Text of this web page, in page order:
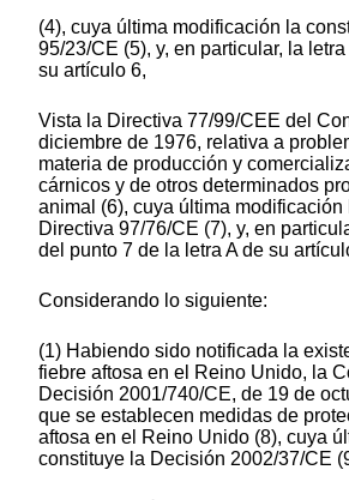
(4), cuya última modificación la
95/23/CE (5), y, en particular, la
su artículo 6,
Vista la Directiva 77/99/CEE del
diciembre de 1976, relativa a
materia de producción y
cárnicos y de otros determinados
animal (6), cuya última modificación
Directiva 97/76/CE (7), y, en
del punto 7 de la letra A de su
Considerando lo siguiente:
(1) Habiendo sido notificada la
fiebre aftosa en el Reino Unido, la
Decisión 2001/740/CE, de 19 de
que se establecen medidas de
aftosa en el Reino Unido (8), cuya
constituye la Decisión 2002/37/CE